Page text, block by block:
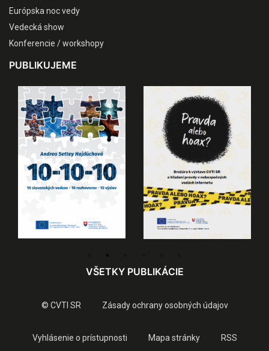
Európska noc vedy
Vedecká show
Konferencie / workshopy
PUBLIKUJEME
VŠETKY PUBLIKÁCIE
© CVTI SR Zásady ochrany osobných údajov
Vyhlásenie o prístupnosti Mapa stránky RSS